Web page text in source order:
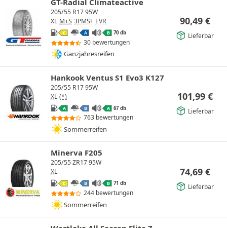
GT-Radial Climateactive
205/55 R17 95W
XL M+S 3PMSF EVR
C A B 70 db
30 bewertungen
Ganzjahresreifen
90,49 €
Lieferbar
Hankook Ventus S1 Evo3 K127
205/55 R17 95W
XL (*)
A B A 67 db
763 bewertungen
Sommerreifen
101,99 €
Lieferbar
Minerva F205
205/55 ZR17 95W
XL
C B B 71 db
244 bewertungen
Sommerreifen
74,69 €
Lieferbar